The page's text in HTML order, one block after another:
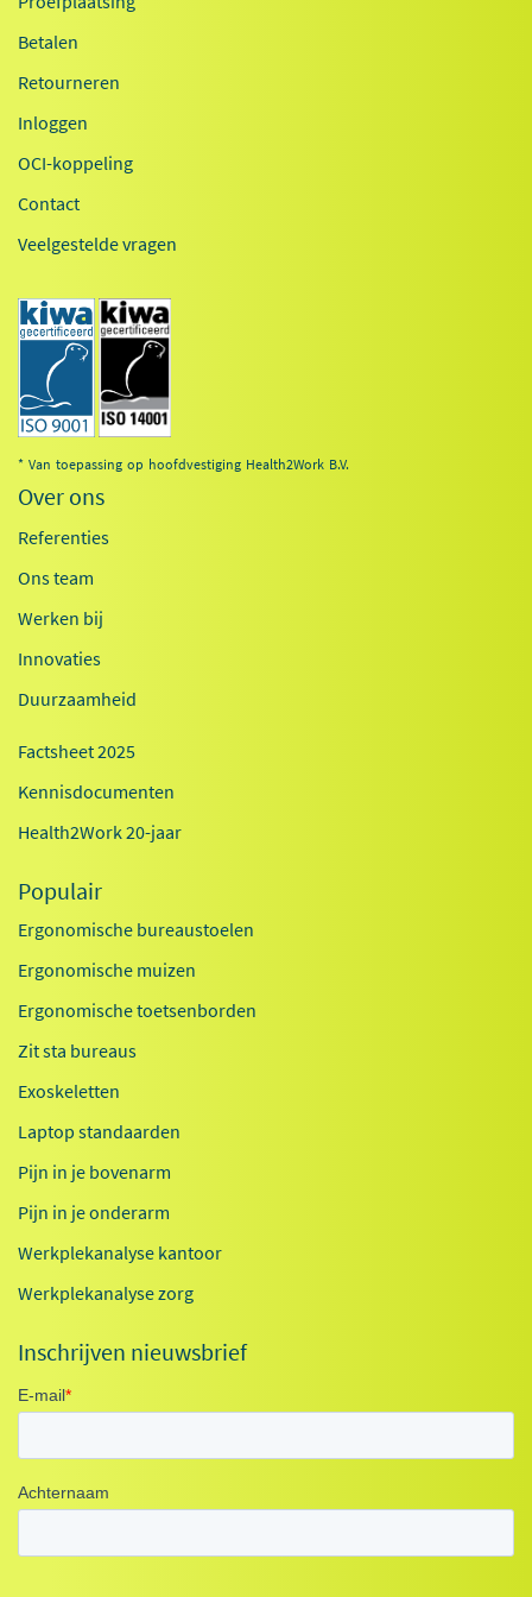
Betalen
Retourneren
Inloggen
OCI-koppeling
Contact
Veelgestelde vragen
* Van toepassing op hoofdvestiging Health2Work B.V.
Over ons
Referenties
Ons team
Werken bij
Innovaties
Duurzaamheid
Factsheet 2025
Kennisdocumenten
Health2Work 20-jaar
Populair
Ergonomische bureaustoelen
Ergonomische muizen
Ergonomische toetsenborden
Zit sta bureaus
Exoskeletten
Laptop standaarden
Pijn in je bovenarm
Pijn in je onderarm
Werkplekanalyse kantoor
Werkplekanalyse zorg
Inschrijven nieuwsbrief